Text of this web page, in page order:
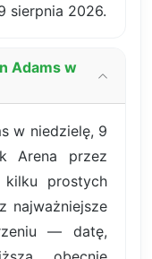
sierpnia 2026.
Adams w
w niedzielę, 9
Arena przez
prostych
najważniejsze
— datę,